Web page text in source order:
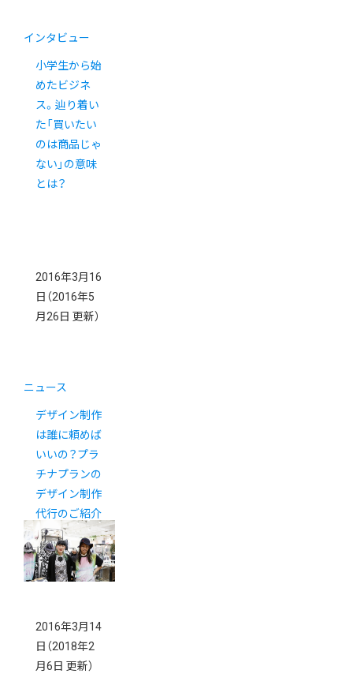
インタビュー
小学生から始
めたビジネ
ス。辿り着い
た「買いたい
のは商品じゃ
ない」の意味
とは？
2016年3月16
日 （2016年5
月26日 更新）
ニュース
デザイン制作
は誰に頼めば
いいの？プラ
チナプランの
デザイン制作
代行のご紹介
2016年3月14
日 （2018年2
月6日 更新）